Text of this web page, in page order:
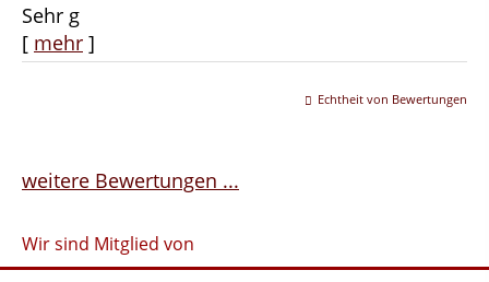
Sehr g
[ mehr ]
Echtheit von Bewertungen
weitere Bewertungen ...
Wir sind Mitglied von